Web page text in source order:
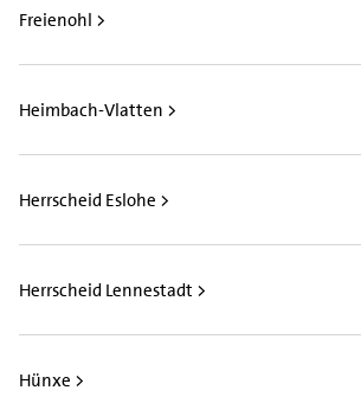
Freienohl >
Heimbach-Vlatten >
Herrscheid Eslohe >
Herrscheid Lennestadt >
Hünxe >